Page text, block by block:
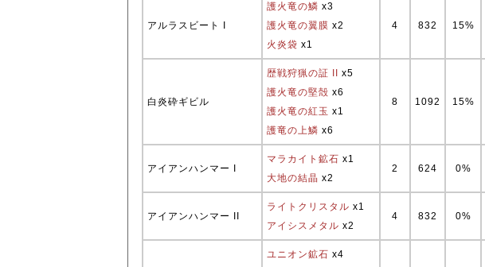
アルラスビート I
護火竜の鱗 x3
護火竜の翼膜 x2
火炎袋 x1
4 832 15%
白炎砕ギビル
歴戦狩猟の証 II
x5
護火竜の堅殻 x6
護火竜の紅玉 x1
護竜の上鱗 x6
8 1092 15%
アイアンハンマー I
マラカイト鉱石 x1
大地の結晶 x2
2 624 0%
アイアンハンマー II
ライトクリスタル x1
アイシスメタル x2
4 832 0%
ユニオン鉱石 x4